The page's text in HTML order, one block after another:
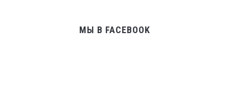
МЫ В FACEBOOK